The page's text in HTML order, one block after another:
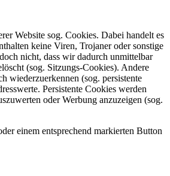
Website sog. Cookies. Dabei handelt es
keine Viren, Trojaner oder sonstige
nicht, dass wir dadurch unmittelbar
(sog. Sitzungs-Cookies). Andere
wiederzuerkennen (sog. persistente
Persistente Cookies werden
oder Werbung anzuzeigen (sog.
einem entsprechend markierten Button